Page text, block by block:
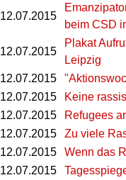
12.07.2015
beim CSD
12.07.2015
Plakat
Leipzig
12.07.2015
12.07.2015
Keine
12.07.2015
Refugees
12.07.2015
Zu viele
12.07.2015
Wenn das
12.07.2015